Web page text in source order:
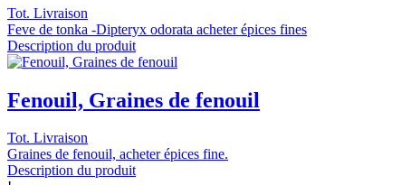
Tot. Livraison
Feve de tonka -Dipteryx odorata acheter épices fines
Description du produit
Fenouil, Graines de fenouil
Tot. Livraison
Graines de fenouil, acheter épices fine.
Description du produit